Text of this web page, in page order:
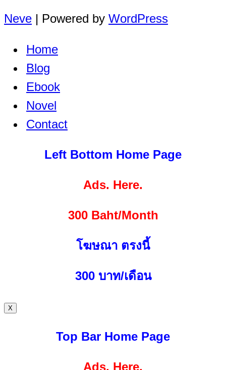
Neve | Powered by WordPress
Home
Blog
Ebook
Novel
Contact
Left Bottom Home Page
Ads. Here.
300 Baht/Month
โฆษณา ตรงนี้
300 บาท/เดือน
X
Top Bar Home Page
Ads. Here.